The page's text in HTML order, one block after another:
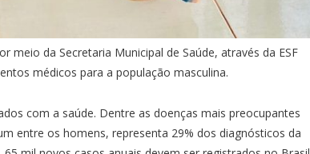
meio da Secretaria Municipal de Saúde, através da ESF
médicos para a população masculina.
com a saúde. Dentre as doenças mais preocupantes
entre os homens, representa 29% dos diagnósticos da